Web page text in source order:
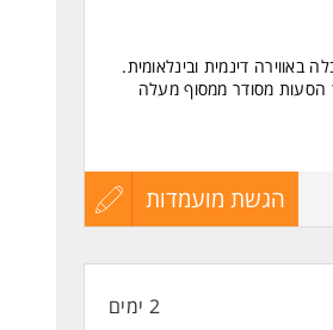
דינמית ובינלאומית.
הסעות מסודר ממסוף מעלה
והחזרי מע"מ לתיירים,
בוקר- 07:30-14:30 | ערב- 14:00-23:00 | לילה - 23:00-07:30 |שישי ושבת-
הגשת מועמדות
עדכון
2 ימים